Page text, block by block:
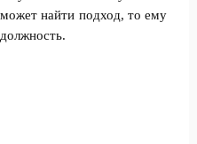
найти подход, то ему